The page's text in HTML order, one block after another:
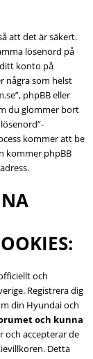
att det är säkert.
lösenord på
konto på
några som helst
phpBB eller
du glömmer bort
kommer att be
kommer phpBB
och
Registrera dig
din Hyundai och
och kunna
och accepterar de
Detta